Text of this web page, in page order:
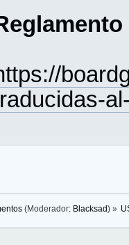
(Moderador: Blacksad) »